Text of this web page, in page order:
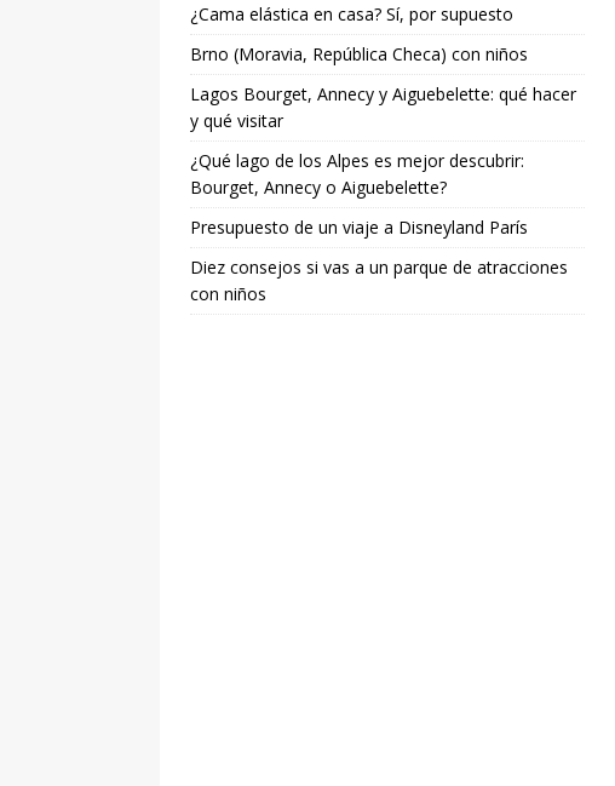
¿Cama elástica en casa? Sí, por supuesto
Brno (Moravia, República Checa) con niños
Lagos Bourget, Annecy y Aiguebelette: qué hacer
y qué visitar
¿Qué lago de los Alpes es mejor descubrir:
Bourget, Annecy o Aiguebelette?
Presupuesto de un viaje a Disneyland París
Diez consejos si vas a un parque de atracciones
con niños